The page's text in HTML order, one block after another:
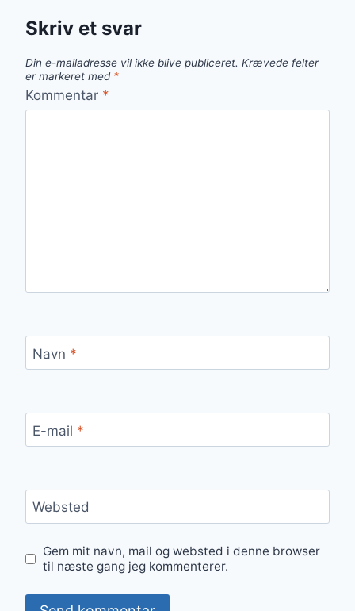
Skriv et svar
Din e-mailadresse vil ikke blive publiceret. Krævede felter
er markeret med *
Kommentar *
Navn *
E-mail *
Websted
Gem mit navn, mail og websted i denne browser
til næste gang jeg kommenterer.